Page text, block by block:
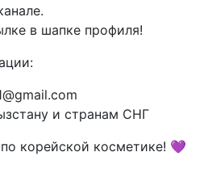
в шапке профиля!
и странам СНГ
корейской косметике! 💜